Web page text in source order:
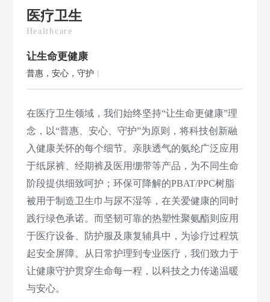
医疗卫生
Healthcare
让生命更健康
普惠，安心，守护
在医疗卫生领域，我们始终坚持“让生命更健康”理
念，以“普惠、安心、守护”为原则，将科技创新融
入健康关怀的每个细节。亲肤透气的氨纶广泛应用
于纸尿裤、经期裤及医用绷带等产品，为不同生命
阶段提供细致呵护；环保可降解的PBAT/PPC树脂
被用于制造卫生巾与尿不湿等，在关爱健康的同时
践行绿色承诺。而坚韧可靠的热塑性聚氨酯则应用
于医疗设备、防护服及康复辅具中，为诊疗过程筑
起安全屏障。从日常护理到专业医疗，我们致力于
让健康守护贯穿生命每一程，以科技之力传递温暖
与安心。